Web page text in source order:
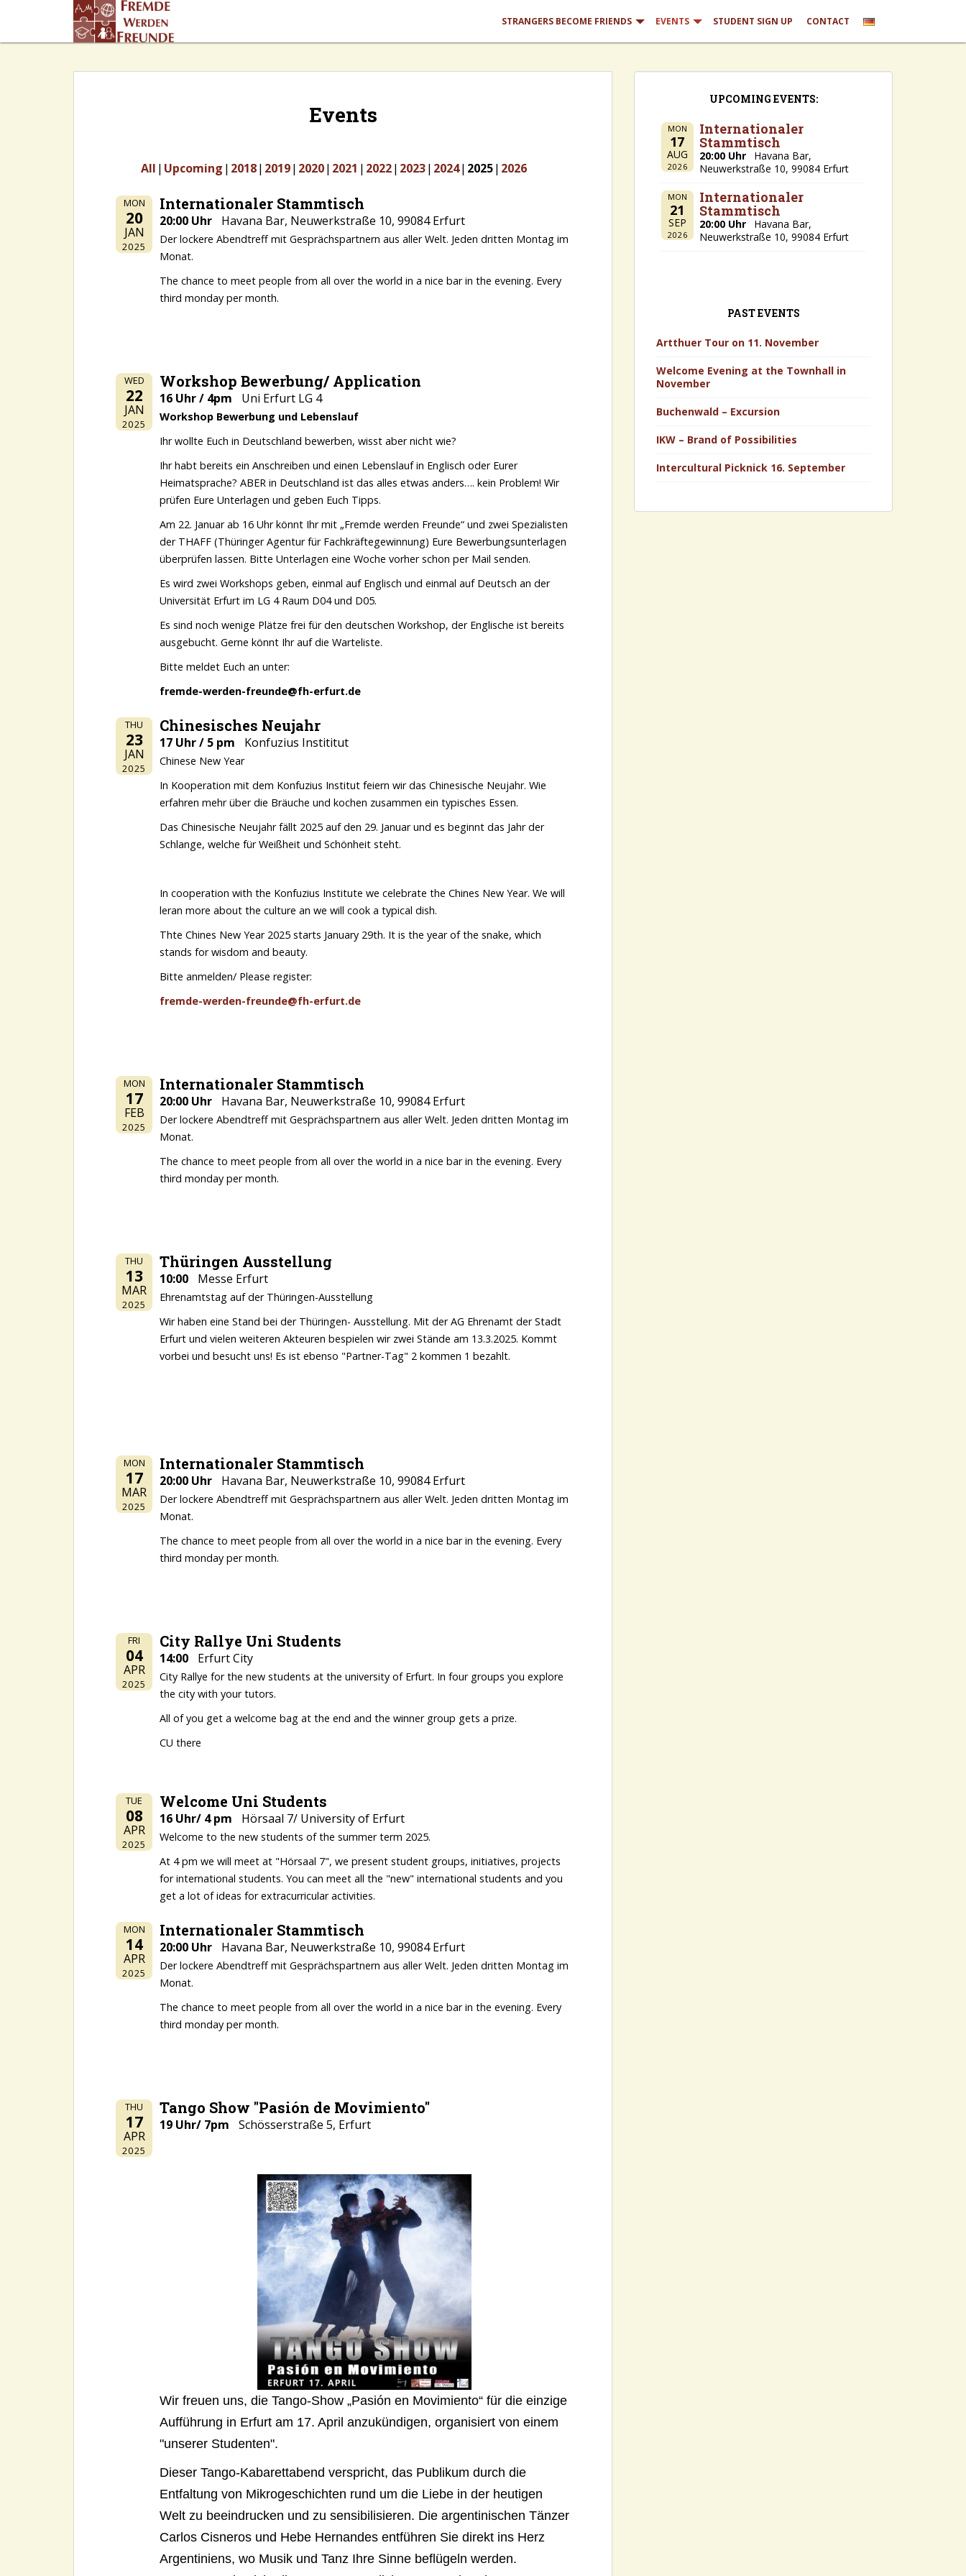
i
STRANGERS BECOME FRIENDS EVENTS STUDENT SIGN UP CONTACT
Events
All Upcoming 2018 2019 2020 2021 2022 2023 2024 2025 2026
MON
20
JAN
2025
Internationaler Stammtisch
20:00 Uhr Havana Bar, Neuwerkstraße 10, 99084 Erfurt
Der lockere Abendtreff mit Gesprächspartnern aus aller Welt. Jeden dritten Montag im
Monat.
The chance to meet people from all over the world in a nice bar in the evening. Every
third monday per month.
WED
22
JAN
2025
Workshop Bewerbung/ Application
16 Uhr / 4pm Uni Erfurt LG 4
Workshop Bewerbung und Lebenslauf
Ihr wollte Euch in Deutschland bewerben, wisst aber nicht wie?
Ihr habt bereits ein Anschreiben und einen Lebenslauf in Englisch oder Eurer
Heimatsprache? ABER in Deutschland ist das alles etwas anders…. kein Problem! Wir
prüfen Eure Unterlagen und geben Euch Tipps.
Am 22. Januar ab 16 Uhr könnt Ihr mit „Fremde werden Freunde“ und zwei Spezialisten
der THAFF (Thüringer Agentur für Fachkräftegewinnung) Eure Bewerbungsunterlagen
überprüfen lassen. Bitte Unterlagen eine Woche vorher schon per Mail senden.
Es wird zwei Workshops geben, einmal auf Englisch und einmal auf Deutsch an der
Universität Erfurt im LG 4 Raum D04 und D05.
Es sind noch wenige Plätze frei für den deutschen Workshop, der Englische ist bereits
ausgebucht. Gerne könnt Ihr auf die Warteliste.
Bitte meldet Euch an unter:
fremde-werden-freunde@fh-erfurt.de
THU
23
JAN
2025
Chinesisches Neujahr
17 Uhr / 5 pm Konfuzius Instititut
Chinese New Year
In Kooperation mit dem Konfuzius Institut feiern wir das Chinesische Neujahr. Wie
erfahren mehr über die Bräuche und kochen zusammen ein typisches Essen.
Das Chinesische Neujahr fällt 2025 auf den 29. Januar und es beginnt das Jahr der
Schlange, welche für Weißheit und Schönheit steht.
In cooperation with the Konfuzius Institute we celebrate the Chines New Year. We will
leran more about the culture an we will cook a typical dish.
Thte Chines New Year 2025 starts January 29th. It is the year of the snake, which
stands for wisdom and beauty.
Bitte anmelden/ Please register:
fremde-werden-freunde@fh-erfurt.de
MON
17
FEB
2025
Internationaler Stammtisch
20:00 Uhr Havana Bar, Neuwerkstraße 10, 99084 Erfurt
Der lockere Abendtreff mit Gesprächspartnern aus aller Welt. Jeden dritten Montag im
Monat.
The chance to meet people from all over the world in a nice bar in the evening. Every
third monday per month.
THU
13
MAR
2025
Thüringen Ausstellung
10:00 Messe Erfurt
Ehrenamtstag auf der Thüringen-Ausstellung
Wir haben eine Stand bei der Thüringen- Ausstellung. Mit der AG Ehrenamt der Stadt
Erfurt und vielen weiteren Akteuren bespielen wir zwei Stände am 13.3.2025. Kommt
vorbei und besucht uns! Es ist ebenso "Partner-Tag" 2 kommen 1 bezahlt.
MON
17
MAR
2025
Internationaler Stammtisch
20:00 Uhr Havana Bar, Neuwerkstraße 10, 99084 Erfurt
Der lockere Abendtreff mit Gesprächspartnern aus aller Welt. Jeden dritten Montag im
Monat.
The chance to meet people from all over the world in a nice bar in the evening. Every
third monday per month.
FRI
04
APR
2025
City Rallye Uni Students
14:00 Erfurt City
City Rallye for the new students at the university of Erfurt. In four groups you explore
the city with your tutors.
All of you get a welcome bag at the end and the winner group gets a prize.
CU there
TUE
08
APR
2025
Welcome Uni Students
16 Uhr/ 4 pm Hörsaal 7/ University of Erfurt
Welcome to the new students of the summer term 2025.
At 4 pm we will meet at "Hörsaal 7", we present student groups, initiatives, projects
for international students. You can meet all the "new" international students and you
get a lot of ideas for extracurricular activities.
MON
14
APR
2025
Internationaler Stammtisch
20:00 Uhr Havana Bar, Neuwerkstraße 10, 99084 Erfurt
Der lockere Abendtreff mit Gesprächspartnern aus aller Welt. Jeden dritten Montag im
Monat.
The chance to meet people from all over the world in a nice bar in the evening. Every
third monday per month.
THU
17
APR
2025
Tango Show "Pasión de Movimiento"
19 Uhr/ 7pm Schösserstraße 5, Erfurt
Wir freuen uns, die Tango-Show „Pasión en Movimiento“ für die einzige
Aufführung in Erfurt am 17. April anzukündigen, organisiert von einem
"unserer Studenten".
Dieser Tango-Kabarettabend verspricht, das Publikum durch die
Entfaltung von Mikrogeschichten rund um die Liebe in der heutigen
Welt zu beeindrucken und zu sensibilisieren. Die argentinischen Tänzer
Carlos Cisneros und Hebe Hernandes entführen Sie direkt ins Herz
Argentiniens, wo Musik und Tanz Ihre Sinne beflügeln werden.
UPCOMING EVENTS:
MON
17
AUG
2026
Internationaler
Stammtisch
20:00 Uhr
Havana Bar,
Neuwerkstraße 10, 99084 Erfurt
MON
21
SEP
2026
Internationaler
Stammtisch
20:00 Uhr
Havana Bar,
Neuwerkstraße 10, 99084 Erfurt
PAST EVENTS
Artthuer Tour on 11. November
Welcome Evening at the Townhall in
November
Buchenwald – Excursion
IKW – Brand of Possibilities
Intercultural Picknick 16. September